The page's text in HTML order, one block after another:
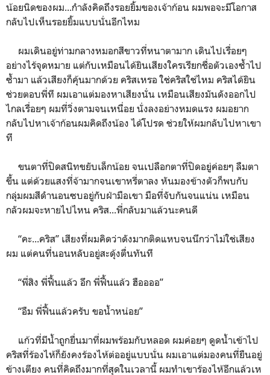
น้อยนิดของผม...กำลังคิดถึงรอยยิ้มของเจ้าก้อน ผมพอจะมีโอกาส
กลับไปเห็นรอยยิ้มแบบนั่นอีกไหม
ผมเดินอยู่ท่ามกลางหมอกสีขาวที่หนาตามาก เดินไปเรื่อยๆ
อย่างไร้จุดหมาย แต่กับเหมือนได้ยินเสียงใครเรียกชื่อตัวเองซ้ำไป
ซ้ำมา แล้วเสียงก็คุ้นมากด้วย คริสเหรอ ใช่คริสใช่ไหม คริสได้ยิน
ช่วยตอบพี่ที ผมเอาแต่มองหาเสียงนั่น เหมือนเสียงมันดังออกไป
ไกลเรื่อยๆ ผมที่วิ่งตามจนเหนื่อย นั่งลงอย่างหมดแรง ผมอยาก
กลับไปหาเจ้าก้อนผมคิดถึงน้อง ได้โปรด ช่วยให้ผมกลับไปหาเขา
ที
ขนตาที่ปิดสนิทขยับเล็กน้อย จนเปลือกตาที่ปิดอยู่ค่อยๆ ลืมตา
ขึ้น แต่ด้วยแสงที่จ้ามากจนเขาหรี่ตาลง หันมองข้างตัวก็พบกับ
กลุ่มผมสีดำนอนซบอยู่กับฝ่ามือเขา มือที่จับกันจนแน่น เหมือน
กลัวผมจะหายไปไหน คริส...พี่กลับมาแล้วนะคนดี
“คะ...คริส” เสียงที่ผมคิดว่าดังมากติดแหบจนนึกว่าไม่ใช่เสียง
ผม แต่คนที่นอนหลับอยู่สะดุ้งตื่นทันที
“พี่สิง พี่ฟื้นแล้ว อึก พี่ฟื้นแล้ว ฮืออออ”
“อืม พี่ฟื้นแล้วครับ ขอน้ำหน่อย”
แก้วที่มีน้ำถูกยื่นมาที่ผมพร้อมกับหลอด ผมค่อยๆ ดูดน้ำเข้าไป
คริสที่ร้องไห้ก็ยังคงร้องไห้ต่ออยู่แบบนั่น ผมเอาแต่มองคนที่ยืนอยู่
ข้างเตียง คนที่คิดถึงมากที่สุดในเวลานี้ ผมทำเขาร้องไห้อีกแล้วเห